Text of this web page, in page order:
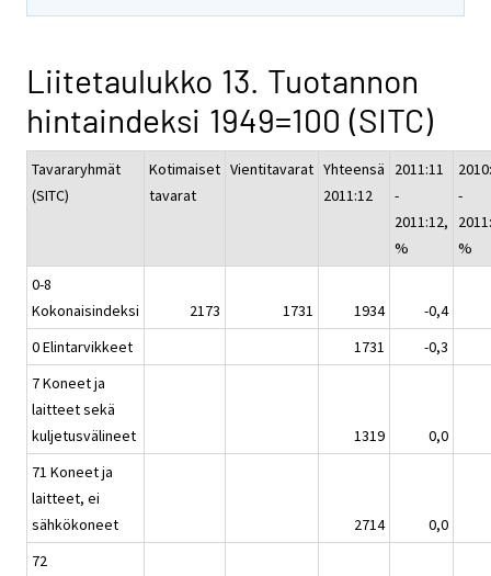
Liitetaulukko 13. Tuotannon
hintaindeksi 1949=100 (SITC)
Tavararyhmät
(SITC)
Kotimaiset
tavarat
Vientitavarat Yhteensä
2011:12
2011:11
-
2011:12,
%
-
%
0-8
Kokonaisindeksi
2173 1731 1934
-0,4
0 Elintarvikkeet
1731
-0,3
7 Koneet ja
laitteet sekä
kuljetusvälineet
1319
0,0
71 Koneet ja
laitteet, ei
sähkökoneet
2714
0,0
72